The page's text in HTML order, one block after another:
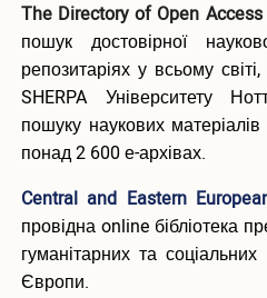
The Directory of Open
пошук достовірної
репозитаріях у всьому
SHERPA Університету
пошуку наукових
понад 2 600 е-архівах.
Central and Eastern
провідна online бібліотека
гуманітарних та
Європи.